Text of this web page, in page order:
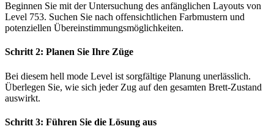
Beginnen Sie mit der Untersuchung des anfänglichen Layouts von
Level 753. Suchen Sie nach offensichtlichen Farbmustern und
potenziellen Übereinstimmungsmöglichkeiten.
Schritt 2: Planen Sie Ihre Züge
Bei diesem hell mode Level ist sorgfältige Planung unerlässlich.
Überlegen Sie, wie sich jeder Zug auf den gesamten Brett-Zustand
auswirkt.
Schritt 3: Führen Sie die Lösung aus